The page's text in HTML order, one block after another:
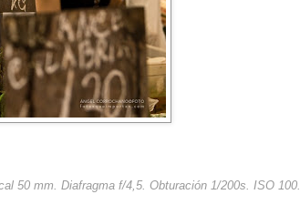
50 mm. Diafragma f/4,5. Obturación 1/200s. ISO 100.